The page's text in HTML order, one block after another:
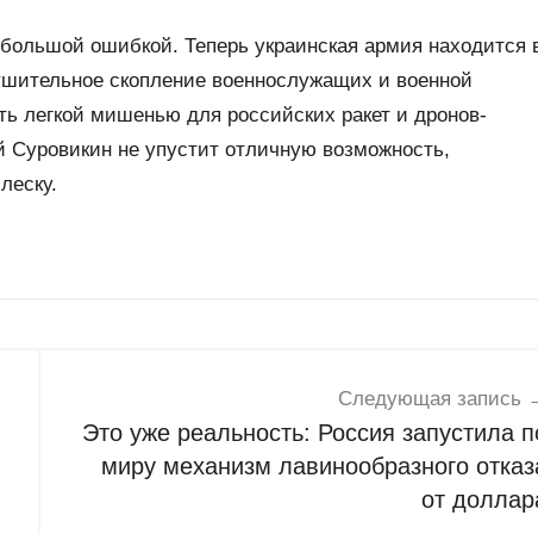
ошибкой. Теперь украинская армия находится
скопление военнослужащих и военной
легкой мишенью для российских ракет и дронов-
Суровикин не упустит отличную возможность,
Следующая запись
Это уже реальность: Россия запустила
миру механизм лавинообразного
от